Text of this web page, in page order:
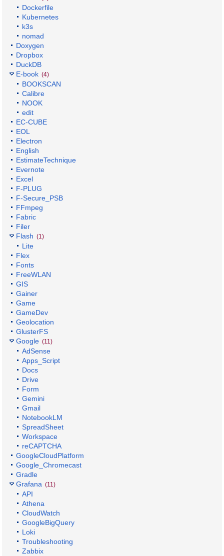
Dockerfile
Kubernetes
k3s
nomad
Doxygen
Dropbox
DuckDB
E-book (4)
BOOKSCAN
Calibre
NOOK
edit
EC-CUBE
EOL
Electron
English
EstimateTechnique
Evernote
Excel
F-PLUG
F-Secure_PSB
FFmpeg
Fabric
Filer
Flash (1)
Lite
Flex
Fonts
FreeWLAN
GIS
Gainer
Game
GameDev
Geolocation
GlusterFS
Google (11)
AdSense
Apps_Script
Docs
Drive
Form
Gemini
Gmail
NotebookLM
SpreadSheet
Workspace
reCAPTCHA
GoogleCloudPlatform
Google_Chromecast
Gradle
Grafana (11)
API
Athena
CloudWatch
GoogleBigQuery
Loki
Troubleshooting
Zabbix